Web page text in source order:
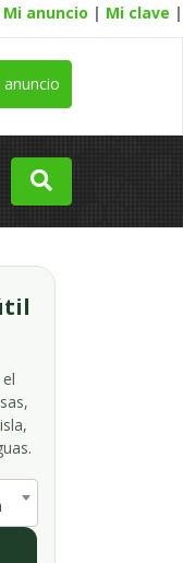
Mi anuncio | Mi clave |
anuncio